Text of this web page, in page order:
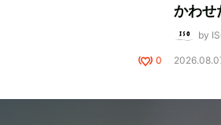
0
かわせ
by